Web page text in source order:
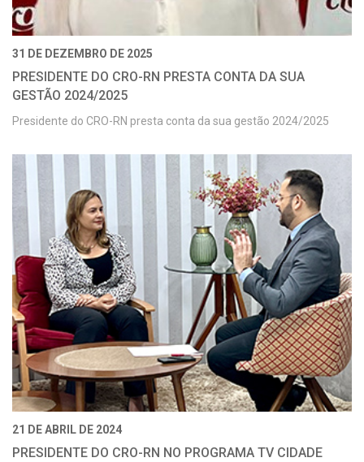
31 DE DEZEMBRO DE 2025
PRESIDENTE DO CRO-RN PRESTA CONTA DA SUA
GESTÃO 2024/2025
Presidente do CRO-RN presta conta da sua gestão 2024/2025
21 DE ABRIL DE 2024
PRESIDENTE DO CRO-RN NO PROGRAMA TV CIDADE